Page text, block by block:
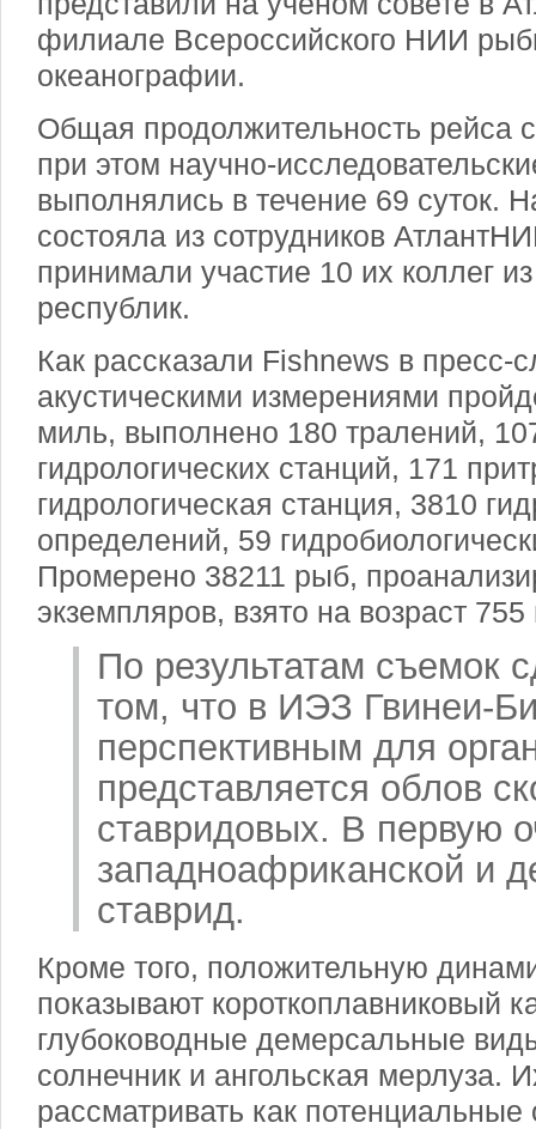
филиале Всероссийского НИИ
океанографии.
Общая продолжительность рейса
при этом научно-
выполнялись в течение 69 суток.
состояла из сотрудников
принимали участие 10 их коллег
республик.
Как рассказали Fishnews в
акустическими измерениями
миль, выполнено 180 тралений,
гидрологических станций, 171
гидрологическая станция, 3810
определений, 59
Промерено 38211 рыб,
экземпляров, взято на возраст 755
По результатам съемок
том, что в ИЭЗ Гвинеи-
перспективным для
представляется облов
ставридовых. В первую
западноафриканской и
ставрид.
Кроме того, положительную
показывают короткоплавниковый
глубоководные демерсальные
солнечник и ангольская мерлуза.
рассматривать как